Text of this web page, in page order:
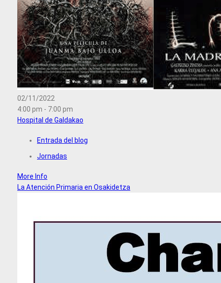
02/11/2022
4:00 pm - 7:00 pm
Hospital de Galdakao
Entrada del blog
Jornadas
More Info
La Atención Primaria en Osakidetza